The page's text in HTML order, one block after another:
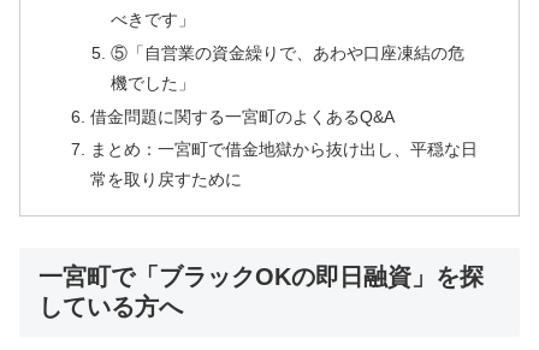
べきです」
⑤「自営業の資金繰りで、あわや口座凍結の危
機でした」
借金問題に関する一宮町のよくあるQ&A
まとめ：一宮町で借金地獄から抜け出し、平穏な日
常を取り戻すために
一宮町で「ブラックOKの即日融資」を探
している方へ